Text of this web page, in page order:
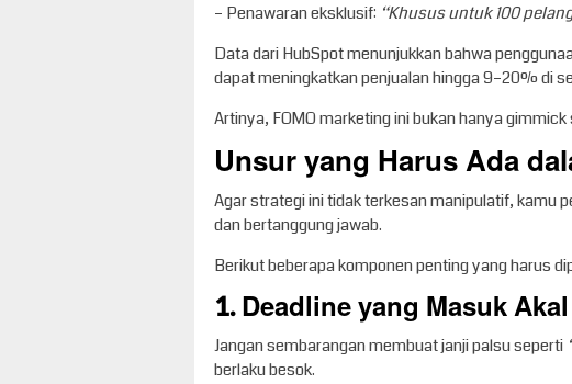
– Penawaran eksklusif: “Khusus untuk 100
Data dari HubSpot menunjukkan bahwa
dapat meningkatkan penjualan hingga 9–20% di
Artinya, FOMO marketing ini bukan hanya
Unsur yang Harus Ada
Agar strategi ini tidak terkesan manipulatif, kamu
dan bertanggung jawab.
Berikut beberapa komponen penting yang harus
1. Deadline yang Masuk Akal
Jangan sembarangan membuat janji palsu seperti
berlaku besok.